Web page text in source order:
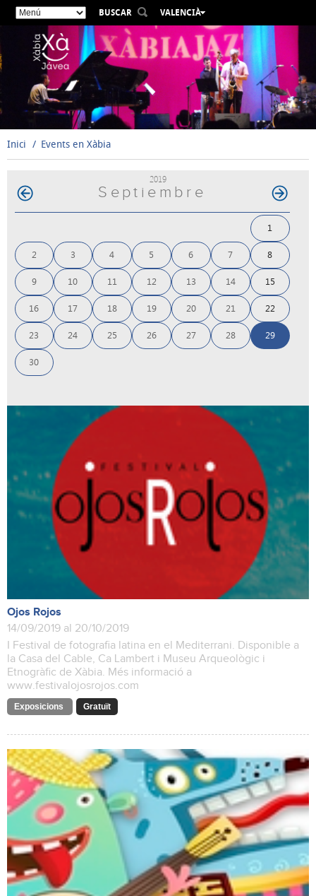
BUSCAR
VALENCIÀ
ESPAÑOL
ENGLISH
DEUTSCH
РУССКИЙ
Inici Events en Xàbia
2019
Septiembre
1
2 3 4 5 6 7 8
9 10 11 12 13 14 15
16 17 18 19 20 21 22
23 24 25 26 27 28 29
30
Ojos Rojos
14/09/2019 al 20/10/2019
I Festival de fotografia latina en el Mediterrani. Disponible a
la Casa del Cable, Ca Lambert i Museu Arqueològic i
Etnogràfic de Xàbia. Més informació a
www.festivalojosrojos.com
Exposicions Gratuït